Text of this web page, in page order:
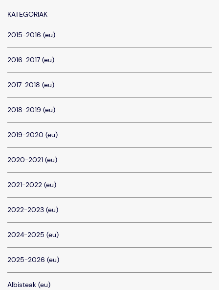
KATEGORIAK
2015-2016 (eu)
2016-2017 (eu)
2017-2018 (eu)
2018-2019 (eu)
2019-2020 (eu)
2020-2021 (eu)
2021-2022 (eu)
2022-2023 (eu)
2024-2025 (eu)
2025-2026 (eu)
Albisteak (eu)